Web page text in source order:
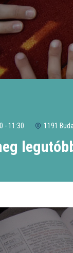
- 11:30 1191